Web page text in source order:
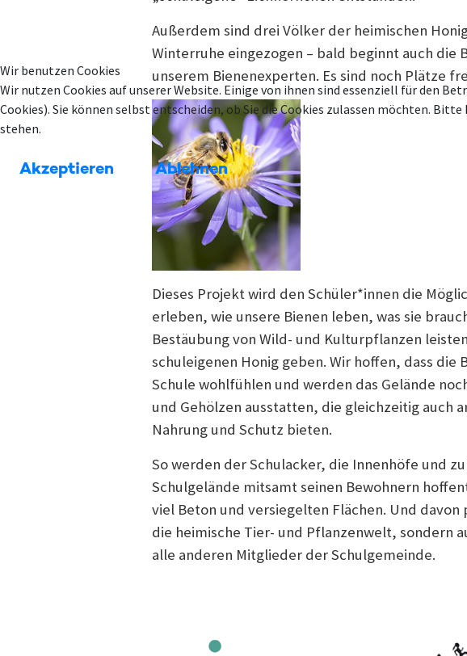
Außerdem sind drei Völker der heimischen
Winterruhe eingezogen – bald beginnt auch die
unserem Bienenexperten. Es sind noch Plätze
Dieses Projekt wird den Schüler*innen die
erleben, wie unsere Bienen leben, was sie
Bestäubung von Wild- und Kulturpflanzen
schuleigenen Honig geben. Wir hoffen, dass die
Schule wohlfühlen und werden das Gelände
und Gehölzen ausstatten, die gleichzeitig auch
Nahrung und Schutz bieten.
So werden der Schulacker, die Innenhöfe und
Schulgelände mitsamt seinen Bewohnern
viel Beton und versiegelten Flächen. Und
die heimische Tier- und Pflanzenwelt, sondern
alle anderen Mitglieder der Schulgemeinde.
Wir benutzen Cookies
Wir nutzen Cookies auf unserer Website. Einige von ihnen sind essenziell für den
Cookies). Sie können selbst entscheiden, ob Sie die Cookies zulassen möchten.
stehen.
Akzeptieren Ablehnen